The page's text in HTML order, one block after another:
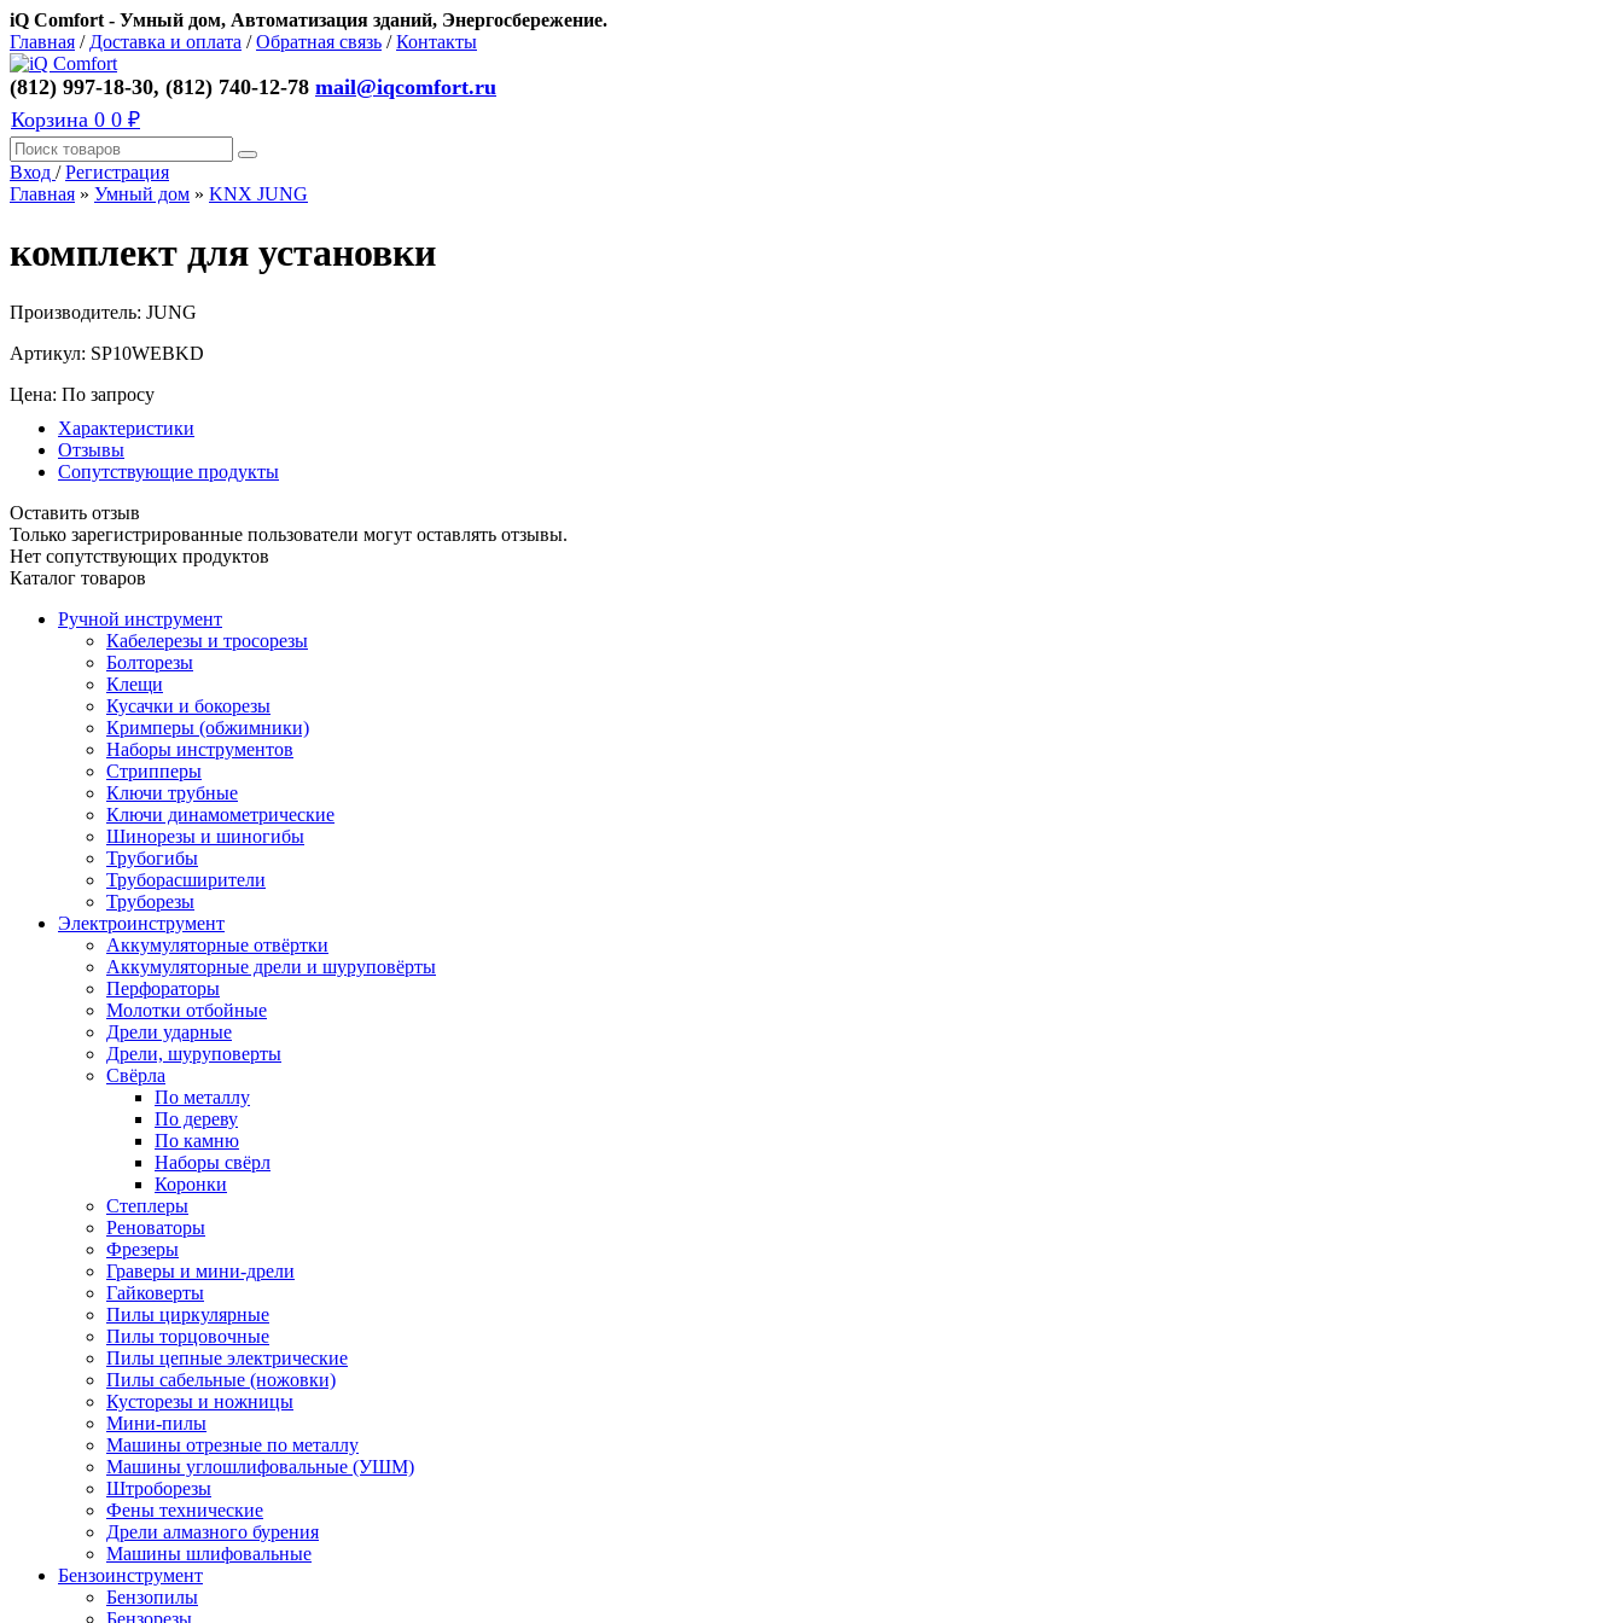
iQ Comfort - Умный дом, Автоматизация зданий, Энергосбережение.
Главная / Доставка и оплата /Обратная связь /Контакты
(812) 997-18-30, (812) 740-12-78 mail@iqcomfort.ru
Корзина 0 0 ₽
Вход /Регистрация
Главная » Умный дом » KNX JUNG
комплект для установки
Производитель: JUNG
Артикул: SP10WEBKD
Цена: По запросу
Характеристики
Отзывы
Сопутствующие продукты
Оставить отзыв
Только зарегистрированные пользователи могут оставлять отзывы.
Нет сопутствующих продуктов
Каталог товаров
Ручной инструмент
Кабелерезы и тросорезы
Болторезы
Клещи
Кусачки и бокорезы
Кримперы (обжимники)
Наборы инструментов
Стрипперы
Ключи трубные
Ключи динамометрические
Шинорезы и шиногибы
Трубогибы
Труборасширители
Труборезы
Электроинструмент
Аккумуляторные отвёртки
Аккумуляторные дрели и шуруповёрты
Перфораторы
Молотки отбойные
Дрели ударные
Дрели, шуруповерты
Свёрла
По металлу
По дереву
По камню
Наборы свёрл
Коронки
Степлеры
Реноваторы
Фрезеры
Граверы и мини-дрели
Гайковерты
Пилы циркулярные
Пилы торцовочные
Пилы цепные электрические
Пилы сабельные (ножовки)
Кусторезы и ножницы
Мини-пилы
Машины отрезные по металлу
Машины углошлифовальные (УШМ)
Штроборезы
Фены технические
Дрели алмазного бурения
Машины шлифовальные
Бензоинструмент
Бензопилы
Бензорезы